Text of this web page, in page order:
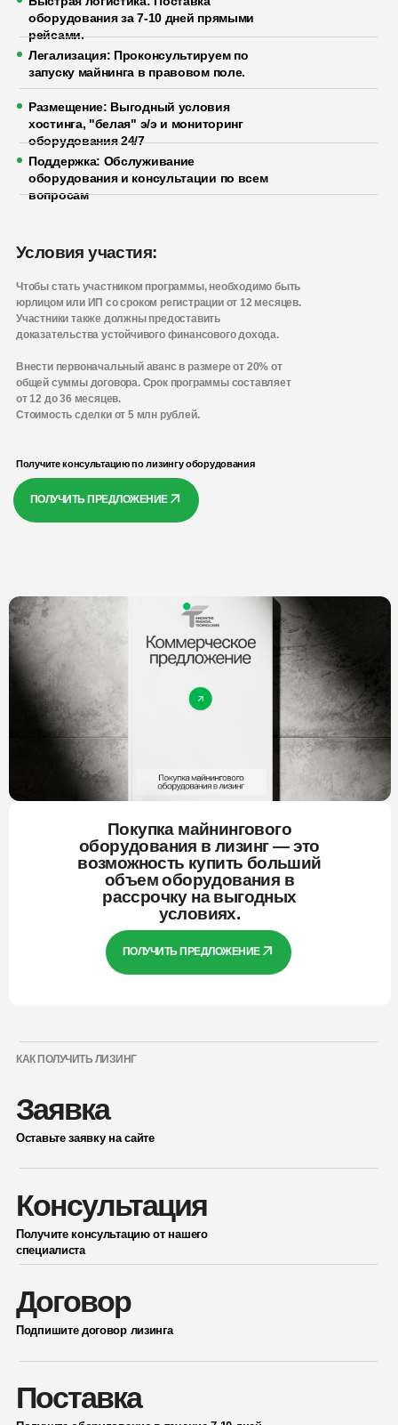
оборудования за 7-10 дней прямыми
рейсами.
Легализация: Проконсультируем по
запуску майнинга в правовом поле.
Размещение: Выгодный условия
хостинга, "белая" э/э и мониторинг
оборудования 24/7
Поддержка: Обслуживание
оборудования и консультации по всем
вопросам
Условия участия:
Чтобы стать участником программы, необходимо быть
юрлицом или ИП со сроком регистрации от 12 месяцев.
Участники также должны предоставить
доказательства устойчивого финансового дохода.
Внести первоначальный аванс в размере от 20% от
общей суммы договора. Срок программы составляет
от 12 до 36 месяцев.
Стоимость сделки от 5 млн рублей.
ПОЛУЧИТЬ ПРЕДЛОЖЕНИЕ
Получите консультацию по лизингу оборудования
Покупка майнингового
оборудования в лизинг — это
возможность купить больший
объем оборудования в
рассрочку на выгодных
условиях.
ПОЛУЧИТЬ ПРЕДЛОЖЕНИЕ
КАК ПОЛУЧИТЬ ЛИЗИНГ
Заявка
Оставьте заявку на сайте
Консультация
Получите консультацию от нашего
специалиста
Договор
Подпишите договор лизинга
Поставка